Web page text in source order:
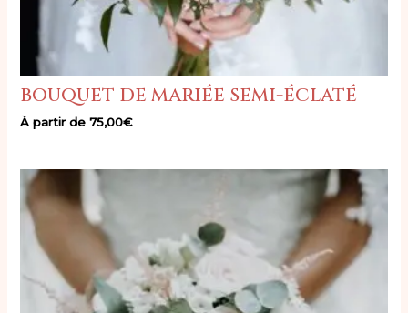
bouquet de mariée semi-éclaté
À partir de75,00€